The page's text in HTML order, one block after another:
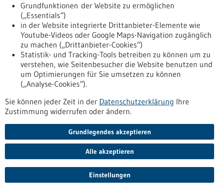
Pressemitteilung - 25.06.2026
Vier promovierende der Universität
Heidelberg bei der Nobelpreisträgertagung in
Lindau
Gelegenheit zum Austausch mit herausragenden
Wissenschaftlerinnen und Wissenschaftlern haben vier
Promovierende der Uni Heidelberg. Sie nehmen an der 75.
Nobelpreisträgertagung teil, die vom 28. Juni bis zum 3. Juli
2026 in Lindau stattfindet. Die vier Promovierenden gehören
zu den rund 600 jungen Forscherinnen und Forschern, die
sich aufgrund ihrer hervorragenden akademischen
Leistungen durchgesetzt haben.
https://www.gesundheitsindustrie-
bw.de/fachbeitrag/pm/vier-promovierende-der-universitaet-
heidelberg-bei-der-nobelpreistraegertagung-lindau
Grundfunktionen der Website zu ermöglichen
(„Essentials“)
in der Website integrierte Drittanbieter-Elemente wie
Youtube-Videos oder Google Maps-Navigation zugänglich
zu machen („Drittanbieter-Cookies“)
Statistik- und Tracking-Tools betreiben zu können um zu
verstehen, wie Seitenbesucher die Website benutzen und
um Optimierungen für Sie umsetzen zu können
(„Analyse-Cookies“).
Sie können jeder Zeit in der Datenschutzerklärung Ihre
Zustimmung widerrufen oder ändern.
Grundlegendes akzeptieren
Alle akzeptieren
Einstellungen